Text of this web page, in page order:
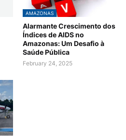
AMAZONAS
Alarmante Crescimento dos
Índices de AIDS no
Amazonas: Um Desafio à
Saúde Pública
February 24, 2025